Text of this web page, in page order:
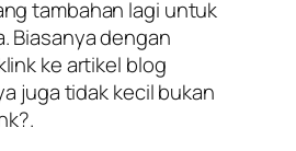
tambahan lagi untuk
Biasanya dengan
ke artikel blog
juga tidak kecil bukan